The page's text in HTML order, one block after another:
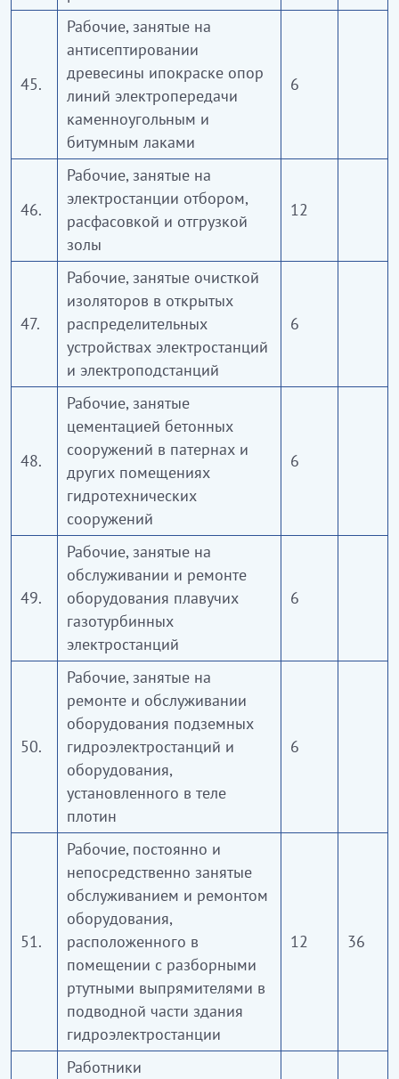
45.
Рабочие, занятые на
антисептировании
древесины ипокраске опор
линий электропередачи
каменноугольным и
битумным лаками
6
46.
Рабочие, занятые на
электростанции отбором,
расфасовкой и отгрузкой
золы
12
47.
Рабочие, занятые очисткой
изоляторов в открытых
распределительных
устройствах электростанций
и электроподстанций
6
48.
Рабочие, занятые
цементацией бетонных
сооружений в патернах и
других помещениях
гидротехнических
сооружений
6
49.
Рабочие, занятые на
обслуживании и ремонте
оборудования плавучих
газотурбинных
электростанций
6
50.
Рабочие, занятые на
ремонте и обслуживании
оборудования подземных
гидроэлектростанций и
оборудования,
установленного в теле
плотин
6
51.
Рабочие, постоянно и
непосредственно занятые
обслуживанием и ремонтом
оборудования,
расположенного в
помещении с разборными
ртутными выпрямителями в
подводной части здания
гидроэлектростанции
12 36
Работники